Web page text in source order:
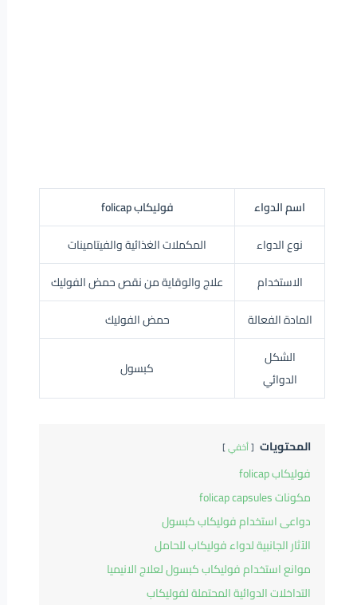
اسم الدواء
فوليكاب folicap
نوع الدواء
المكملات الغذائية والفيتامينات
الاستخدام
علاج والوقاية من نقص حمض الفوليك
المادة الفعالة
حمض الفوليك
الشكل
الدوائي
كبسول
المحتويات أخفي
فوليكاب folicap
مكونات folicap capsules
دواعى استخدام فوليكاب كبسول
الآثار الجانبية لدواء فوليكاب للحامل
موانع استخدام فوليكاب كبسول لعلاج الانيميا
التداخلات الدوائية المحتملة لفوليكاب